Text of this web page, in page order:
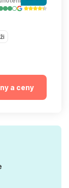
a ceny